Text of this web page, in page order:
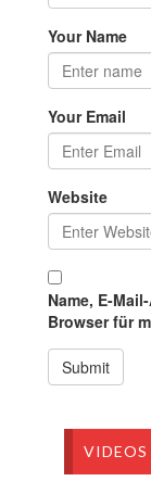
Your Name
Your Email
Website
Name, E-
Browser für
VIDEOS